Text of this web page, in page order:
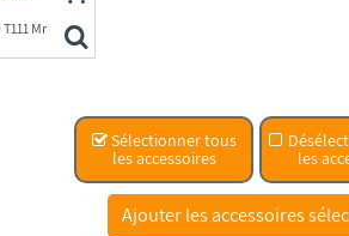
Mr
Sélectionner tous
les accessoires
les